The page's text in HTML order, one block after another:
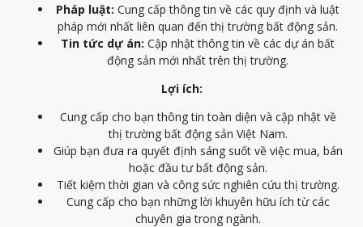
Pháp luật: Cung cấp thông tin về các quy định và luật
pháp mới nhất liên quan đến thị trường bất động sản.
Tin tức dự án: Cập nhật thông tin về các dự án bất
động sản mới nhất trên thị trường.
Lợi ích:
Cung cấp cho bạn thông tin toàn diện và cập nhật về
thị trường bất động sản Việt Nam.
Giúp bạn đưa ra quyết định sáng suốt về việc mua, bán
hoặc đầu tư bất động sản.
Tiết kiệm thời gian và công sức nghiên cứu thị trường.
Cung cấp cho bạn những lời khuyên hữu ích từ các
chuyên gia trong ngành.